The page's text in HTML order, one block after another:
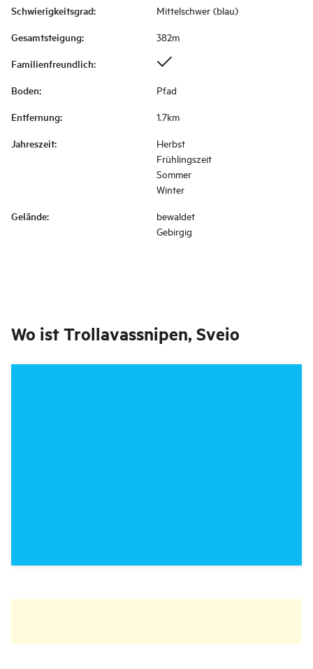
Schwierigkeitsgrad: Mittelschwer (blau)
Gesamtsteigung: 382m
Familienfreundlich:
Boden: Pfad
Entfernung: 1.7km
Jahreszeit:
Herbst
Frühlingszeit
Sommer
Winter
Gelände:
bewaldet
Gebirgig
Wo ist Trollavassnipen, Sveio